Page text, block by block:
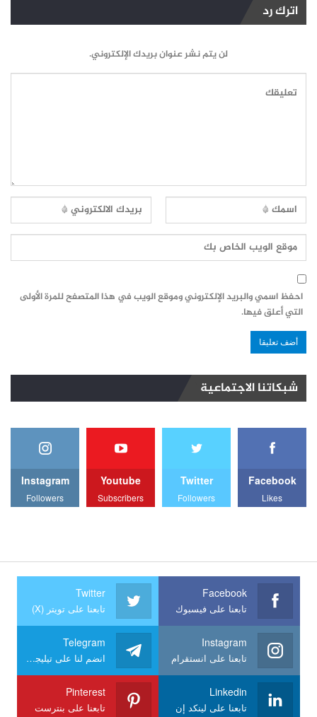
اترك رد
لن يتم نشر عنوان بريدك الإلكتروني.
احفظ اسمي والبريد الإلكتروني وموقع الويب في هذا المتصفح للمرة الأولى
التي أعلق فيها.
شبكاتنا الاجتماعية
Facebook
Likes
Twitter
Followers
Youtube
Subscribers
Instagram
Followers
Facebook
تابعنا على فيسبوك
Twitter
تابعنا على تويتر (X)
Instagram
تابعنا على انستقرام
Telegram
انضم لنا على تيليجرام
Linkedin
تابعنا على لينكد إن
Pinterest
تابعنا على بنترست